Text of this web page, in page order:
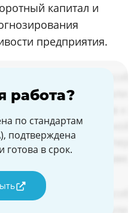
капитал и
предприятия.
работа?
по стандартам
подтверждена
готова в срок.